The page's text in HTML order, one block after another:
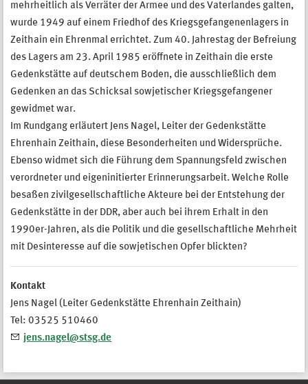
mehrheitlich als Verräter der Armee und des Vaterlandes galten,
wurde 1949 auf einem Friedhof des Kriegsgefangenenlagers in
Zeithain ein Ehrenmal errichtet. Zum 40. Jahrestag der Befreiung
des Lagers am 23. April 1985 eröffnete in Zeithain die erste
Gedenkstätte auf deutschem Boden, die ausschließlich dem
Gedenken an das Schicksal sowjetischer Kriegsgefangener
gewidmet war.
Im Rundgang erläutert Jens Nagel, Leiter der Gedenkstätte
Ehrenhain Zeithain, diese Besonderheiten und Widersprüche.
Ebenso widmet sich die Führung dem Spannungsfeld zwischen
verordneter und eigeninitierter Erinnerungsarbeit. Welche Rolle
besaßen zivilgesellschaftliche Akteure bei der Entstehung der
Gedenkstätte in der DDR, aber auch bei ihrem Erhalt in den
1990er-Jahren, als die Politik und die gesellschaftliche Mehrheit
mit Desinteresse auf die sowjetischen Opfer blickten?
Kontakt
Jens Nagel (Leiter Gedenkstätte Ehrenhain Zeithain)
Tel: 03525 510460
jens.nagel@stsg.de